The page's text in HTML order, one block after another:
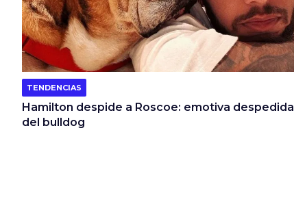
TENDENCIAS
Hamilton despide a Roscoe: emotiva despedida
del bulldog